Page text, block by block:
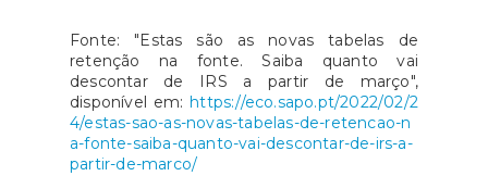
Fonte: "Estas são as novas tabelas de
retenção na fonte. Saiba quanto vai
descontar de IRS a partir de março",
disponível em: https://eco.sapo.pt/2022/02/2
4/estas-sao-as-novas-tabelas-de-retencao-n
a-fonte-saiba-quanto-vai-descontar-de-irs-a-
partir-de-marco/